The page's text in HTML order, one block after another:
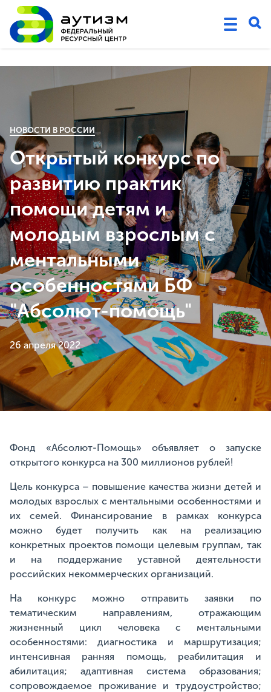
НОВОСТИ В РОССИИ
Открытый конкурс по
развитию практик
помощи детям и
молодым взрослым с
ментальными
особенностями БФ
"Абсолют-помощь"
26 апреля 2022
Фонд «Абсолют-Помощь» объявляет о запуске
открытого конкурса на 300 миллионов рублей!
Цель конкурса – повышение качества жизни детей и
молодых взрослых с ментальными особенностями и
их семей. Финансирование в рамках конкурса
можно будет получить как на реализацию
конкретных проектов помощи целевым группам, так
и на поддержание уставной деятельности
российских некоммерческих организаций.
На конкурс можно отправить заявки по
тематическим направлениям, отражающим
жизненный цикл человека с ментальными
особенностями: диагностика и маршрутизация;
интенсивная ранняя помощь, реабилитация и
абилитация; адаптивная система образования;
сопровождаемое проживание и трудоустройство;